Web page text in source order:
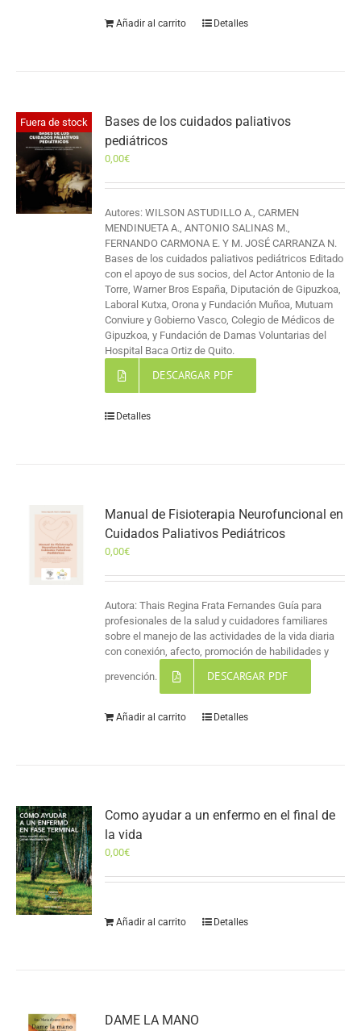
Añadir al carrito Detalles
Fuera de stock
Bases de los cuidados paliativos
pediátricos
0,00€
Autores: WILSON ASTUDILLO A., CARMEN
MENDINUETA A., ANTONIO SALINAS M.,
FERNANDO CARMONA E. Y M. JOSÉ CARRANZA N.
Bases de los cuidados paliativos pediátricos Editado
con el apoyo de sus socios, del Actor Antonio de la
Torre, Warner Bros España, Diputación de Gipuzkoa,
Laboral Kutxa, Orona y Fundación Muñoa, Mutuam
Conviure y Gobierno Vasco, Colegio de Médicos de
Gipuzkoa, y Fundación de Damas Voluntarias del
Hospital Baca Ortiz de Quito.
DESCARGAR PDF
Detalles
Manual de Fisioterapia Neurofuncional en
Cuidados Paliativos Pediátricos
0,00€
Autora: Thais Regina Frata Fernandes Guía para
profesionales de la salud y cuidadores familiares
sobre el manejo de las actividades de la vida diaria
con conexión, afecto, promoción de habilidades y
prevención. DESCARGAR PDF
Añadir al carrito Detalles
Como ayudar a un enfermo en el final de
la vida
0,00€
Añadir al carrito Detalles
DAME LA MANO